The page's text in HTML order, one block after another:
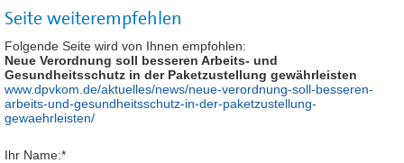
Seite weiterempfehlen
Folgende Seite wird von Ihnen empfohlen:
Neue Verordnung soll besseren Arbeits- und
Gesundheitsschutz in der Paketzustellung gewährleisten
www.dpvkom.de/aktuelles/news/neue-verordnung-soll-besseren-
arbeits-und-gesundheitsschutz-in-der-paketzustellung-
gewaehrleisten/
Ihr Name:*